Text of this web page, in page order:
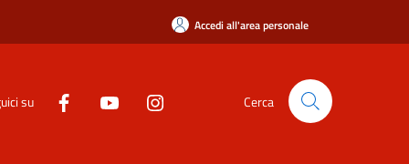
Accedi all'area personale
su Cerca